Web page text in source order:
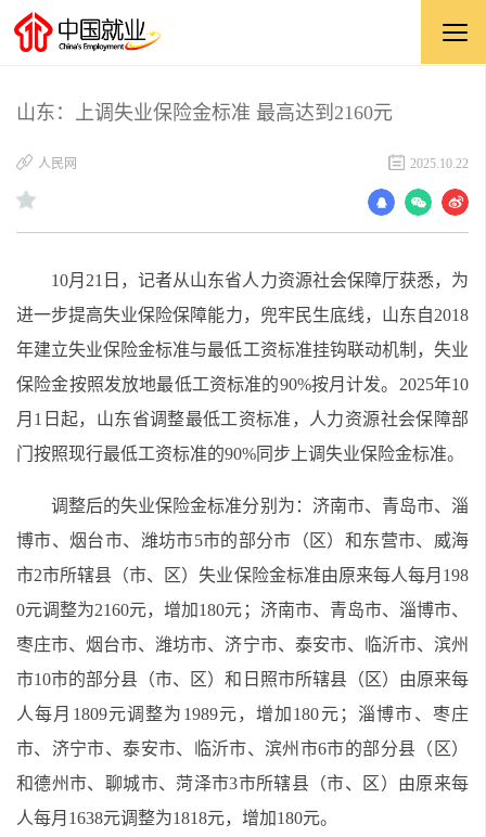
山东：上调失业保险金标准 最高达到2160元
​人民网 2025.10.22
10月21日，记者从山东省人力资源社会保障厅获悉，为
进一步提高失业保险保障能力，兜牢民生底线，山东自2018
年建立失业保险金标准与最低工资标准挂钩联动机制，失业
保险金按照发放地最低工资标准的90%按月计发。2025年10
月1日起，山东省调整最低工资标准，人力资源社会保障部
门按照现行最低工资标准的90%同步上调失业保险金标准。
调整后的失业保险金标准分别为：济南市、青岛市、淄
博市、烟台市、潍坊市5市的部分市（区）和东营市、威海
市2市所辖县（市、区）失业保险金标准由原来每人每月198
0元调整为2160元，增加180元；济南市、青岛市、淄博市、
枣庄市、烟台市、潍坊市、济宁市、泰安市、临沂市、滨州
市10市的部分县（市、区）和日照市所辖县（区）由原来每
人每月1809元调整为1989元，增加180元；淄博市、枣庄
市、济宁市、泰安市、临沂市、滨州市6市的部分县（区）
和德州市、聊城市、菏泽市3市所辖县（市、区）由原来每
人每月1638元调整为1818元，增加180元。